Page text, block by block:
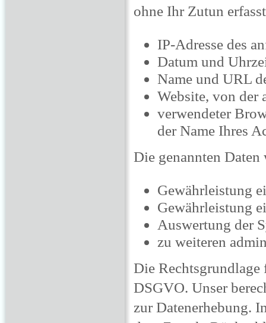
ohne Ihr Zutun
IP-Adresse des
Datum und
Name und URL
Website, von der
verwendeter
der Name Ihres
Die genannten
Gewährleistung
Gewährleistung
Auswertung der
zu weiteren
Die
DSGVO. Unser
zur Datenerhebung.